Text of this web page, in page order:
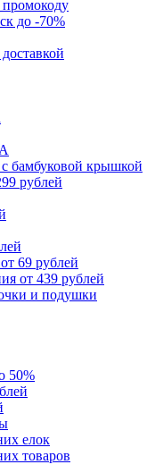
до -70%
бамбуковой крышкой
рублей
69 рублей
от 439 рублей
и подушки
50%
елок
товаров